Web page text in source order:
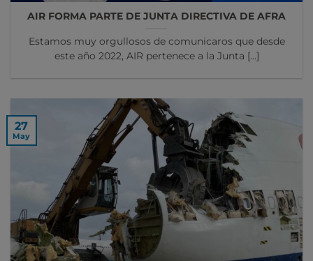
AIR FORMA PARTE DE JUNTA DIRECTIVA DE AFRA
Estamos muy orgullosos de comunicaros que desde
este año 2022, AIR pertenece a la Junta [...]
27
May